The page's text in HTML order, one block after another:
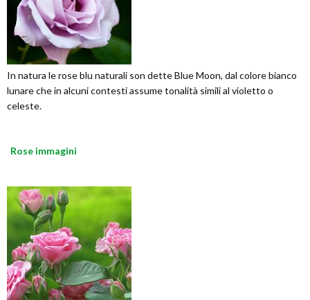
In natura le rose blu naturali son dette Blue Moon, dal colore bianco
lunare che in alcuni contesti assume tonalità simili al violetto o
celeste.
Rose immagini